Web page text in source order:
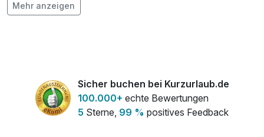
Handtuchset für die Ferienwohnung
Mehr anzeigen
Sicher buchen bei Kurzurlaub.de
100.000+ echte Bewertungen
5 Sterne, 99 % positives Feedback